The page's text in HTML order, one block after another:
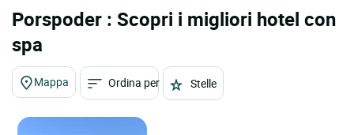
Porspoder : Scopri i migliori hotel con
spa
Mappa Ordina per Stelle